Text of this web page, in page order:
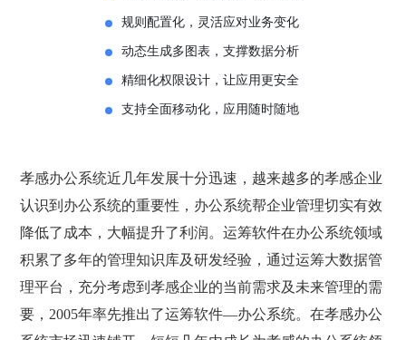
规则配置化，灵活应对业务变化
动态生成多图表，支撑数据分析
精细化权限设计，让应用更安全
支持全面移动化，应用随时随地
孝感办公系统近几年发展十分迅速，越来越多的孝感企业
认识到办公系统的重要性，办公系统帮企业管理切实有效
降低了成本，大幅提升了利润。运筹软件在办公系统领域
积累了多年的管理知识库及研发经验，通过运筹大数据管
理平台，充分考虑到孝感企业的当前需求及未来管理的需
要，2005年率先推出了运筹软件—办公系统。在孝感办公